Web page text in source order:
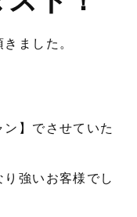
ました。
】でさせていた
強いお客様でし